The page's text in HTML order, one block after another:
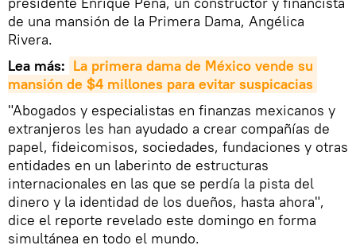
de una mansión de la Primera Dama, Angélica
Rivera.
Lea más: La primera dama de México vende su
mansión de $4 millones para evitar suspicacias
"Abogados y especialistas en finanzas mexicanos y
extranjeros les han ayudado a crear compañías de
papel, fideicomisos, sociedades, fundaciones y otras
entidades en un laberinto de estructuras
internacionales en las que se perdía la pista del
dinero y la identidad de los dueños, hasta ahora",
dice el reporte revelado este domingo en forma
simultánea en todo el mundo.